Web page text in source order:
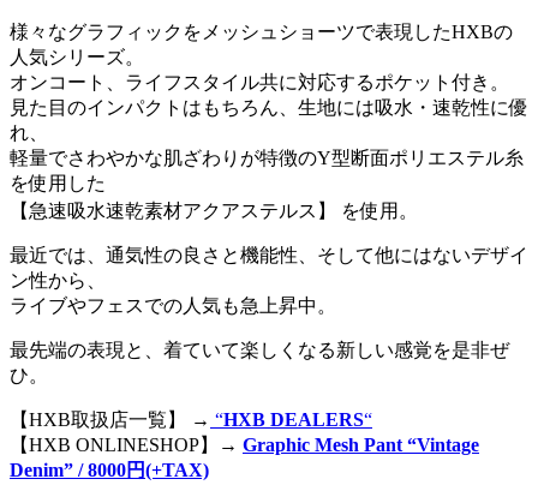
様々なグラフィックをメッシュショーツで表現したHXBの
人気シリーズ。
オンコート、ライフスタイル共に対応するポケット付き。
見た目のインパクトはもちろん、生地には吸水・速乾性に優
れ、
軽量でさわやかな肌ざわりが特徴のY型断面ポリエステル糸
を使用した
【急速吸水速乾素材アクアステルス】 を使用。
最近では、通気性の良さと機能性、そして他にはないデザイ
ン性から、
ライブやフェスでの人気も急上昇中。
最先端の表現と、着ていて楽しくなる新しい感覚を是非ぜ
ひ。
【HXB取扱店一覧】 → “HXB DEALERS“
【HXB ONLINESHOP】→ Graphic Mesh Pant “Vintage
Denim” / 8000円(+TAX)